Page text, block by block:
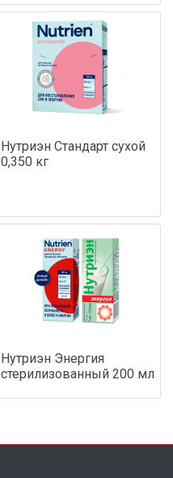
Нутриэн Стандарт сухой
0,350 кг
Нутриэн Энергия
стерилизованный 200 мл